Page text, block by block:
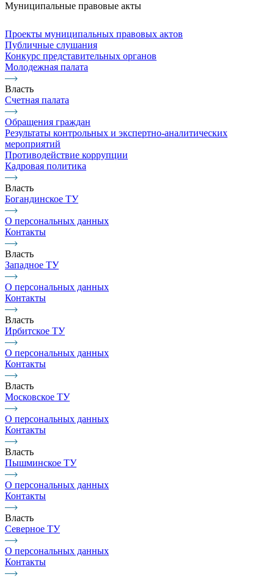
Муниципальные правовые акты
Проекты муниципальных правовых актов
Публичные слушания
Конкурс представительных органов
Молодежная палата
Власть
Счетная палата
Обращения граждан
Результаты контрольных и экспертно-аналитических
мероприятий
Противодействие коррупции
Кадровая политика
Власть
Богандинское ТУ
О персональных данных
Контакты
Власть
Западное ТУ
О персональных данных
Контакты
Власть
Ирбитское ТУ
О персональных данных
Контакты
Власть
Московское ТУ
О персональных данных
Контакты
Власть
Пышминское ТУ
О персональных данных
Контакты
Власть
Северное ТУ
О персональных данных
Контакты